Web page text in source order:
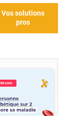
Vos solutions
pros